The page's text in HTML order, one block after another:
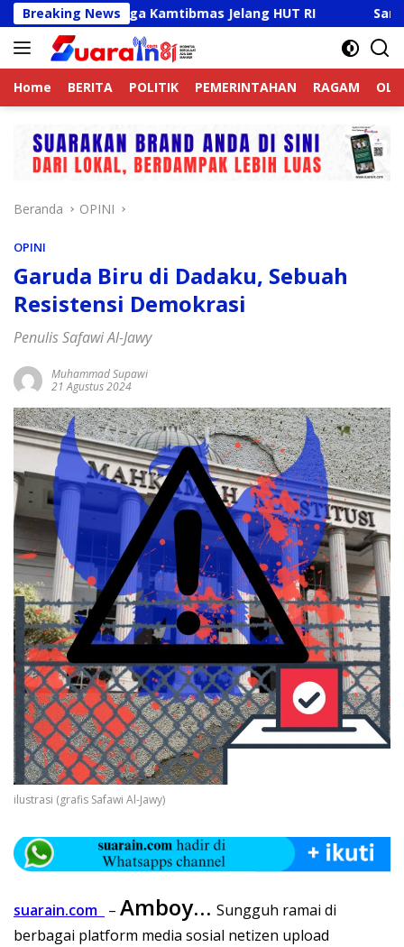
Langsung
ke
konten
Breaking News
Jaga Kamtibmas Jelang HUT RI Sambut HUT RI
Home BERITA POLITIK PEMERINTAHAN RAGAM
Beranda OPINI
OPINI
Garuda Biru di Dadaku, Sebuah
Resistensi Demokrasi
Penulis Safawi Al-Jawy
Muhammad Supawi
21 Agustus 2024
ilustrasi (grafis Safawi Al-Jawy)
suarain.com – Amboy… Sungguh ramai di
berbagai platform media sosial netizen upload